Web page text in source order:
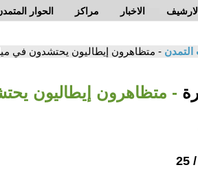
الحوار مراكز الاخبار
التمدن - متظاهرون إيطاليون يحتشدون في
- متظاهرون إيطاليون